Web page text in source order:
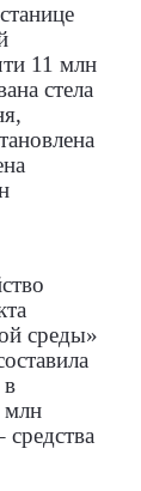
11 млн
стела
среды»
млн